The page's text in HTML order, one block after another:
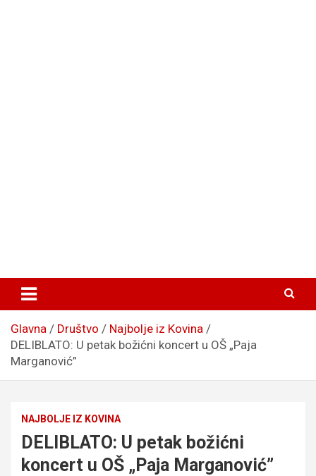
Glavna Društvo
Najbolje iz Kovina
DELIBLATO: U petak božićni koncert u OŠ „Paja
Marganović”
NAJBOLJE IZ KOVINA
DELIBLATO: U petak božićni
koncert u OŠ „Paja Marganović”